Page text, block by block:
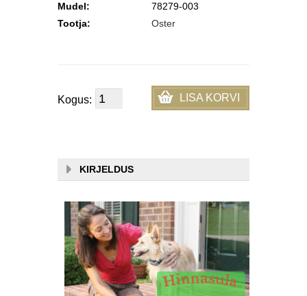
Mudel:
78279-003
Tootja:
Oster
Kogus: LISA KORVI
KIRJELDUS